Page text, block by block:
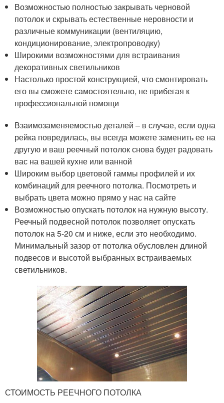
Возможностью полностью закрывать черновой
потолок и скрывать естественные неровности и
различные коммуникации (вентиляцию,
кондиционирование, электропроводку)
Широкими возможностями для встраивания
декоративных светильников
Настолько простой конструкцией, что смонтировать
его вы сможете самостоятельно, не прибегая к
профессиональной помощи
Взаимозаменяемостью деталей – в случае, если одна
рейка повредилась, вы всегда можете заменить ее на
другую и ваш реечный потолок снова будет радовать
вас на вашей кухне или ванной
Широким выбор цветовой гаммы профилей и их
комбинаций для реечного потолка. Посмотреть и
выбрать цвета можно прямо у нас на сайте
Возможностью опускать потолок на нужную высоту.
Реечный подвесной потолок позволяет опускать
потолок на 5-20 см и ниже, если это необходимо.
Минимальный зазор от потолка обусловлен длиной
подвесов и высотой выбранных встраиваемых
светильников.
СТОИМОСТЬ РЕЕЧНОГО ПОТОЛКА